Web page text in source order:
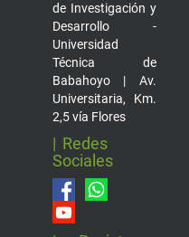
de Investigación y
Desarrollo -
Universidad
Técnica de
Babahoyo | Av.
Universitaria, Km.
2,5 vía Flores
| Redes
Sociales